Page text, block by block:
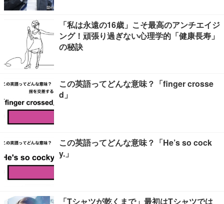
「私は永遠の16歳」こそ最高のアンチエイジ
ング！頑張り過ぎない心理学的「健康長寿」
の秘訣
この英語ってどんな意味？「finger crosse
d」
この英語ってどんな意味？「He’s so cock
y.」
「Tシャツが乾くまで」最初はTシャツでは